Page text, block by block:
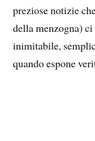
preziose notizie
della menzogna)
inimitabile,
quando espone